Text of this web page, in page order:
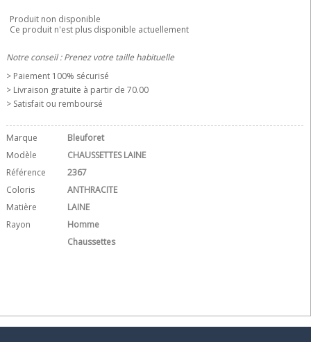
Produit non disponible
Ce produit n'est plus disponible actuellement
Notre conseil : Prenez votre taille habituelle
> Paiement 100% sécurisé
> Livraison gratuite à partir de 70.00 
> Satisfait ou remboursé
Marque
Bleuforet
Modèle
CHAUSSETTES LAINE
Référence
2367
Coloris
ANTHRACITE
Matière
LAINE
Rayon
Homme
Chaussettes